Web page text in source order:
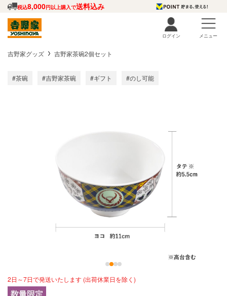
税込8,000円以上購入で送料込み
ログイン メニュー
吉野家グッズ 吉野家茶碗2個セット
#茶碗 #吉野家茶碗 #ギフト #のし可能
2日～7日で発送いたします (出荷休業日を除く)